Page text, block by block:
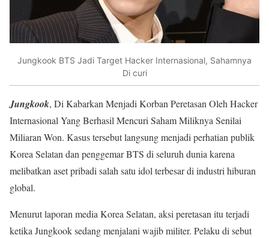
Jungkook BTS Jadi Target Hacker Internasional, Sahamnya
Di curi
Jungkook, Di Kabarkan Menjadi Korban Peretasan Oleh Hacker
Internasional Yang Berhasil Mencuri Saham Miliknya Senilai
Miliaran Won. Kasus tersebut langsung menjadi perhatian publik
Korea Selatan dan penggemar BTS di seluruh dunia karena
melibatkan aset pribadi salah satu idol terbesar di industri hiburan
global.
Menurut laporan media Korea Selatan, aksi peretasan itu terjadi
ketika Jungkook sedang menjalani wajib militer. Pelaku di sebut